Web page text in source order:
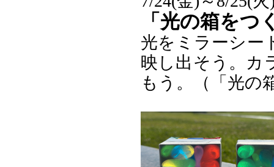
「光の箱をつ
光をミラーシー
映し出そう。カ
もう。（「光の